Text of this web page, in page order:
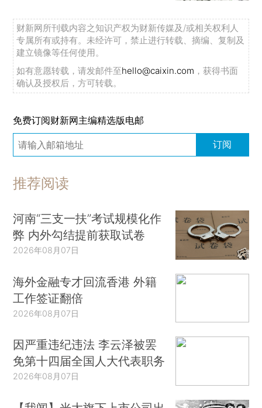
财新网所刊载内容之知识产权为财新传媒及/或相关权利人
专属所有或持有。未经许可，禁止进行转载、摘编、复制及
建立镜像等任何使用。
如有意愿转载，请发邮件至hello@caixin.com ，获得书面
确认及授权后，方可转载。
免费订阅财新网主编精选版电邮
订阅
推荐阅读
河南“三支一扶”考试规模化作
弊 内外勾结提前获取试卷
2026年08月07日
海外金融专才回流香港 外籍
工作签证翻倍
2026年08月07日
因严重违纪违法 李云泽被罢
免第十四届全国人大代表职务
2026年08月07日